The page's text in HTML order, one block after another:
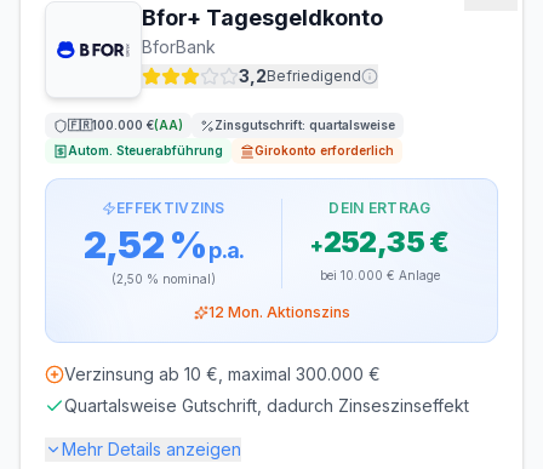
MINDESTEINLAGE
1 €
ZINSGUTSCHRIFT
Bfor+ Tagesgeldkonto
BforBank
3,2Befriedigend
🇫🇷100.000 €(AA) Zinsgutschrift: quartalsweise
Autom. Steuerabführung
Girokonto erforderlich
EFFEKTIVZINS
2,52 %p.a.
(2,50 % nominal)
DEIN ERTRAG
+252,35 €
bei 10.000 € Anlage
12 Mon. Aktionszins
Verzinsung ab 10 €, maximal 300.000 €
Quartalsweise Gutschrift, dadurch Zinseszinseffekt
Mehr Details anzeigen